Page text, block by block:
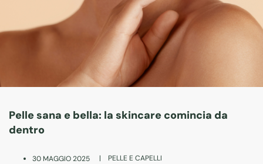
Pelle sana e bella: la skincare comincia da
dentro
30 MAGGIO 2025 | PELLE E CAPELLI